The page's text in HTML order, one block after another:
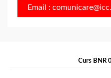
Email :
Curs BNR